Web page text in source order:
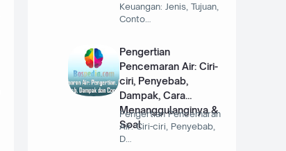
Keuangan: Jenis, Tujuan,
Conto…
Pengertian
Pencemaran Air: Ciri-
ciri, Penyebab,
Dampak, Cara
Menanggulanginya &
Soal
Pengertian Pencemaran
Air: Ciri-ciri, Penyebab,
D…